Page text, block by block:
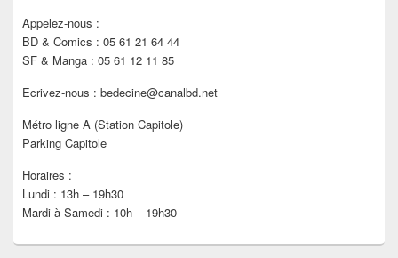
Appelez-nous :
BD & Comics : 05 61 21 64 44
SF & Manga : 05 61 12 11 85
Ecrivez-nous : bedecine@canalbd.net
Métro ligne A (Station Capitole)
Parking Capitole
Horaires :
Lundi : 13h – 19h30
Mardi à Samedi : 10h – 19h30